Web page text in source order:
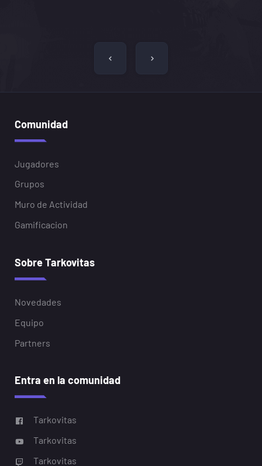
Comunidad
Jugadores
Grupos
Muro de Actividad
Gamificacion
Sobre Tarkovitas
Novedades
Equipo
Partners
Entra en la comunidad
Tarkovitas
Tarkovitas
Tarkovitas